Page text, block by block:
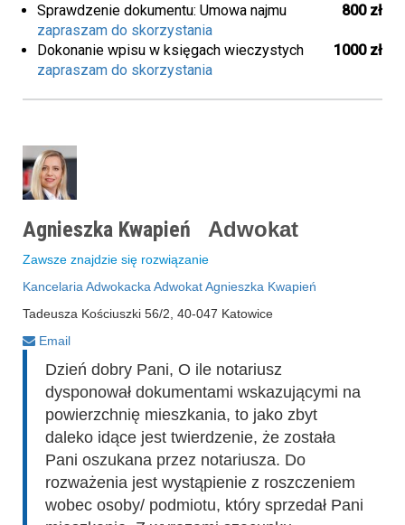
Sprawdzenie dokumentu: Umowa najmu
800 zł
zapraszam do skorzystania
Dokonanie wpisu w księgach wieczystych
1000 zł
zapraszam do skorzystania
Agnieszka Kwapień Adwokat
Zawsze znajdzie się rozwiązanie
Kancelaria Adwokacka Adwokat Agnieszka Kwapień
Tadeusza Kościuszki 56/2, 40-047 Katowice
Email
Dzień dobry Pani, O ile notariusz
dysponował dokumentami wskazującymi na
powierzchnię mieszkania, to jako zbyt
daleko idące jest twierdzenie, że została
Pani oszukana przez notariusza. Do
rozważenia jest wystąpienie z roszczeniem
wobec osoby/ podmiotu, który sprzedał Pani